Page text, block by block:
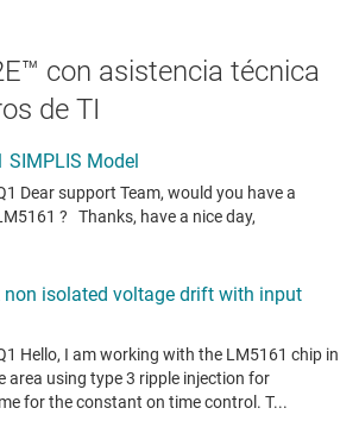
con asistencia técnica
de TI